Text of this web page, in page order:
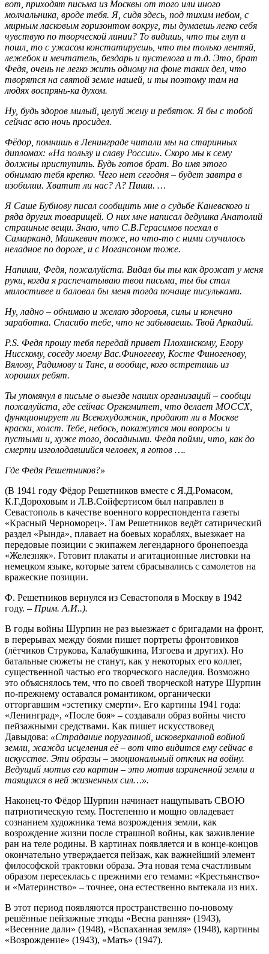
вот, приходят письма из Москвы от того или иного
молчальника, вроде тебя. Я, сидя здесь, под тихим небом, с
мирным ласковым горизонтом вокруг, ты думаешь легко себя
чувствую по творческой линии? То видишь, что ты глуп и
пошл, то с ужасом констатируешь, что ты только лентяй,
лежебок и мечтатель, бездарь и пустелога и т.д. Это, брат
Федя, очень не легко жить одному на фоне таких дел, что
творятся на святой земле нашей, и ты поэтому там на
людях воспрянь-ка духом.
Ну, будь здоров милый, целуй жену и ребяток. Я бы с тобой
сейчас всю ночь просидел.
Фёдор, помнишь в Ленинграде читали мы на старинных
дипломах: «На пользу и славу России». Скоро мы к сему
должны приступить. Будь готов брат. Во имя этого
обнимаю тебя крепко. Чего нет сегодня – будет завтра в
изобилии. Хватит ли нас? А? Пиши. …
Я Саше Бубнову писал сообщить мне о судьбе Каневского и
ряда других товарищей. О них мне написал дедушка Анатолий
страшные вещи. Знаю, что С.В.Герасимов поехал в
Самарканд, Машкевич тоже, но что-то с ними случилось
неладное по дороге, и с Иогансоном тоже.
Напиши, Федя, пожалуйста. Видал бы ты как дрожат у меня
руки, когда я распечатываю твои письма, ты бы стал
милостивее и баловал бы меня тогда почаще писульками.
Ну, ладно – обнимаю и желаю здоровья, силы и конечно
заработка. Спасибо тебе, что не забываешь. Твой Аркадий.
P.S. Федя прошу тебя передай привет Плохинскому, Егору
Нисскому, соседу моему Вас.Финогееву, Косте Финогенову,
Вялову, Радимову и Тане, и вообще, кого встретишь из
хороших ребят.
Ты упомянул в письме о выезде наших организаций – сообщи
пожалуйста, где сейчас Оргкомитет, что делает МОССХ,
функционирует ли Всекохудожник, продают ли в Москве
краски, холст. Тебе, небось, покажутся мои вопросы и
пустыми и, хуже того, досадными. Федя пойми, что, как до
смерти изголодавшийся человек, я готов ….
Где Федя Решетников?»
(В 1941 году Фёдор Решетников вместе с Я.Д.Ромасом,
К.Г.Дороховым и Л.В.Сойфертисом был направлен в
Севастополь в качестве военного корреспондента газеты
«Красный Черноморец». Там Решетников ведёт сатирический
раздел «Рында», плавает на боевых кораблях, выезжает на
передовые позиции с экипажем легендарного бронепоезда
«Железняк». Готовит плакаты и агитационные листовки на
немецком языке, которые затем сбрасывались с самолетов на
вражеские позиции.
Ф. Решетников вернулся из Севастополя в Москву в 1942
году. – Прим. А.И..).
В годы войны Шурпин не раз выезжает с бригадами на фронт,
в перерывах между боями пишет портреты фронтовиков
(лётчиков Струкова, Калабушкина, Изгоева и других). Но
батальные сюжеты не станут, как у некоторых его коллег,
существенной частью его творческого наследия. Возможно
это объяснялось тем, что по своей творческой натуре Шурпин
по-прежнему оставался романтиком, органически
отторгавшим «эстетику смерти». Его картины 1941 года:
«Ленинград», «После боя» – создавали образ войны чисто
пейзажными средствами. Как пишет искусствовед
Давыдова: «Страдание поруганной, исковерканной войной
земли, жажда исцеления её – вот что видится ему сейчас в
искусстве. Эти образы – эмоциональный отклик на войну.
Ведущий мотив его картин – это мотив израненной земли и
таящихся в ней жизненных сил…».
Наконец-то Фёдор Шурпин начинает нащупывать СВОЮ
патриотическую тему. Постепенно и мощно овладевает
сознанием художника тема возрождения земли, как
возрождение жизни после страшной войны, как заживление
ран на теле родины. В картинах появляется и в конце-концов
окончательно утверждается пейзаж, как важнейший элемент
философской трактовки образа. Эта новая тема счастливым
образом пересеклась с прежними его темами: «Крестьянство»
и «Материнство» – точнее, она естественно вытекала из них.
В этот период появляются пространственно по-новому
решённые пейзажные этюды «Весна ранняя» (1943),
«Весенние дали» (1948), «Вспаханная земля» (1948), картины
«Возрождение» (1943), «Мать» (1947).